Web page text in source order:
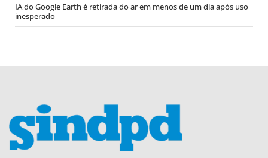
IA do Google Earth é retirada do ar em menos de um dia após uso
inesperado